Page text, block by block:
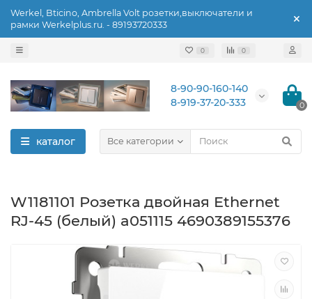
Werkel, Bticino, Ambrella Volt розетки,выключатели и
рамки Werkelplus.ru. - 89193720333
0 0
8-90-90-160-140
8-919-37-20-333
0
каталог Все категории
W1181101 Розетка двойная Ethernet
RJ-45 (белый) a051115 4690389155376